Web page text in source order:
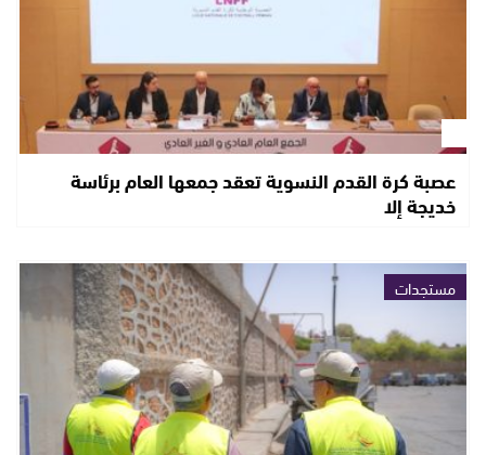
عصبة كرة القدم النسوية تعقد جمعها العام برئاسة
خديجة إلا
مستجدات